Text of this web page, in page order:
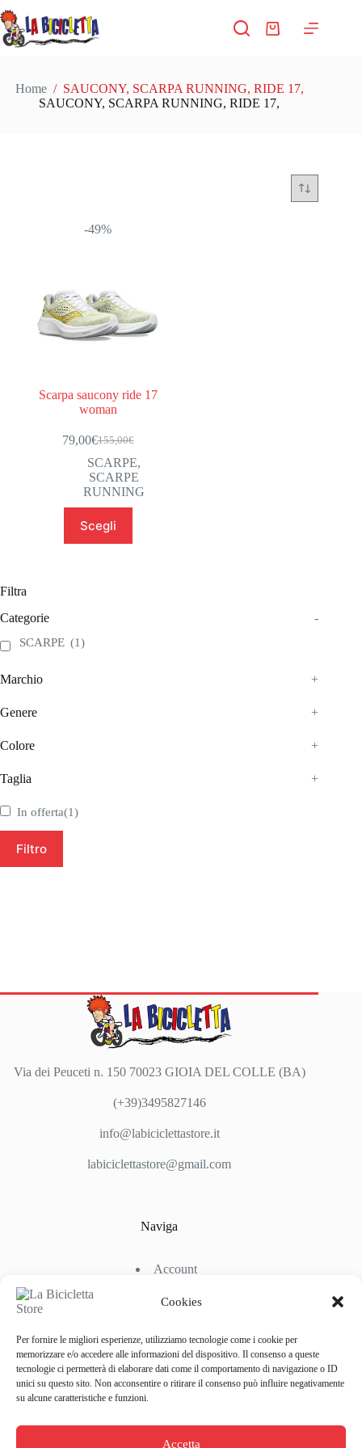
Cookies
Per fornire le migliori esperienze, utilizziamo tecnologie come i cookie per
memorizzare e/o accedere alle informazioni del dispositivo. Il consenso a queste
tecnologie ci permetterà di elaborare dati come il comportamento di navigazione o ID
unici su questo sito. Non acconsentire o ritirare il consenso può influire negativamente
su alcune caratteristiche e funzioni.
Accetta
al
contenuto
Carrello
Home / SAUCONY, SCARPA RUNNING, RIDE 17,
SAUCONY, SCARPA RUNNING, RIDE 17,
-49%
Scarpa saucony ride 17
woman
155,00€
Il
prezzo
originale
era:
155,00€.
79,00€Il
prezzo
attuale
è:
79,00€.
SCARPE,
SCARPE
RUNNING
Scegliprodotto
ha
Filtra
Categorie
-
SCARPE (1)
Marchio +
Genere +
Colore +
Taglia +
In offerta(1)
Filtro
Via dei Peuceti n. 150 70023 GIOIA DEL COLLE (BA)
(+39)3495827146
info@labiciclettastore.it
labiciclettastore@gmail.com
Naviga
Account
Chi Siamo
Link Utili